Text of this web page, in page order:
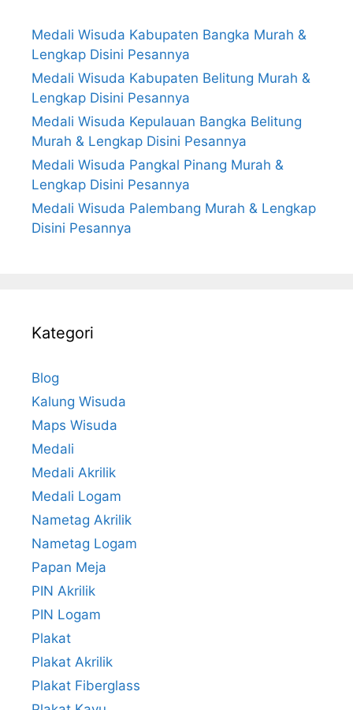
Medali Wisuda Kabupaten Bangka Murah &
Lengkap Disini Pesannya
Medali Wisuda Kabupaten Belitung Murah &
Lengkap Disini Pesannya
Medali Wisuda Kepulauan Bangka Belitung
Murah & Lengkap Disini Pesannya
Medali Wisuda Pangkal Pinang Murah &
Lengkap Disini Pesannya
Medali Wisuda Palembang Murah & Lengkap
Disini Pesannya
Kategori
Blog
Kalung Wisuda
Maps Wisuda
Medali
Medali Akrilik
Medali Logam
Nametag Akrilik
Nametag Logam
Papan Meja
PIN Akrilik
PIN Logam
Plakat
Plakat Akrilik
Plakat Fiberglass